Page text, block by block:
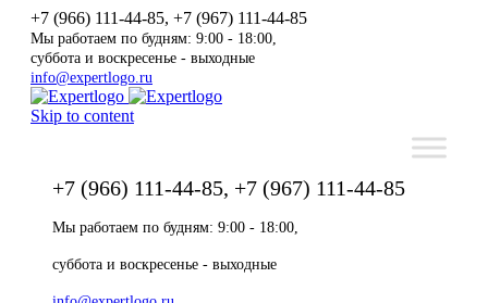
+7 (966) 111-44-85, +7 (967) 111-44-85
Мы работаем по будням: 9:00 - 18:00,
суббота и воскресенье - выходные
info@expertlogo.ru
Skip to content
+7 (966) 111-44-85, +7 (967) 111-44-85
Мы работаем по будням: 9:00 - 18:00,
суббота и воскресенье - выходные